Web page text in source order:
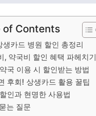
of Contents
생카드 병원 할인 총정리
, 약국비 할인 혜택 파헤치기
국 이용 시 할인받는 방법
후회! 상생카드 활용 꿀팁
인과 현명한 사용법
는 질문